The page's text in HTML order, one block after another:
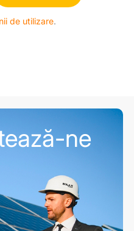
de utilizare.
ne